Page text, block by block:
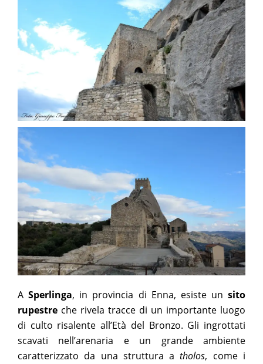
ASperlinga, in provincia di Enna, esiste un sito
rupestre che rivela tracce di un importante luogo
di culto risalente all’Età del Bronzo. Gli ingrottati
scavati nell’arenaria e un grande ambiente
caratterizzato da una struttura atholos, come i